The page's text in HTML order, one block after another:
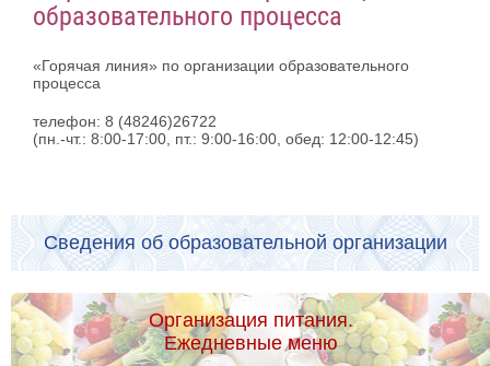
образовательного процесса
«Горячая линия» по организации образовательного
процесса
телефон: 8 (48246)26722
(пн.-чт.: 8:00-17:00, пт.: 9:00-16:00, обед: 12:00-12:45)
Сведения об образовательной организации
Организация питания.
Ежедневные меню